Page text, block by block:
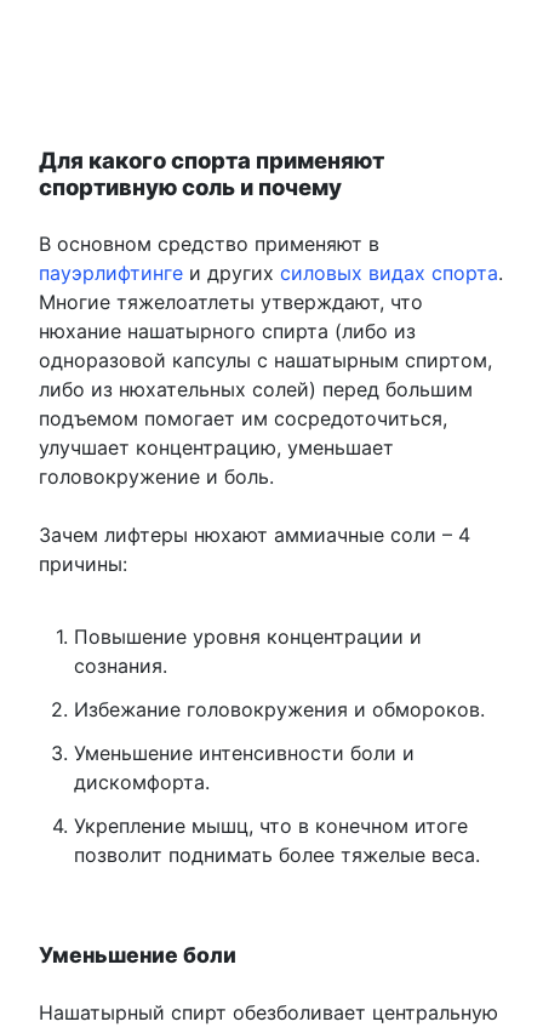
Для какого спорта применяют
спортивную соль и почему
В основном средство применяют в
пауэрлифтинге и других силовых видах спорта.
Многие тяжелоатлеты утверждают, что
нюхание нашатырного спирта (либо из
одноразовой капсулы с нашатырным спиртом,
либо из нюхательных солей) перед большим
подъемом помогает им сосредоточиться,
улучшает концентрацию, уменьшает
головокружение и боль.
Зачем лифтеры нюхают аммиачные соли – 4
причины:
Повышение уровня концентрации и
сознания.
Избежание головокружения и обмороков.
Уменьшение интенсивности боли и
дискомфорта.
Укрепление мышц, что в конечном итоге
позволит поднимать более тяжелые веса.
Уменьшение боли
Нашатырный спирт обезболивает центральную